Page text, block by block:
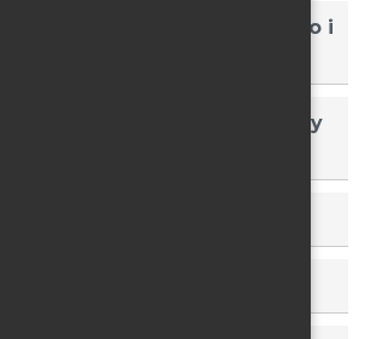
jen jako doplněk, nebo i
řešení?
bývají dostupné stojany
na letáky balené?
nejuniverzálnější?